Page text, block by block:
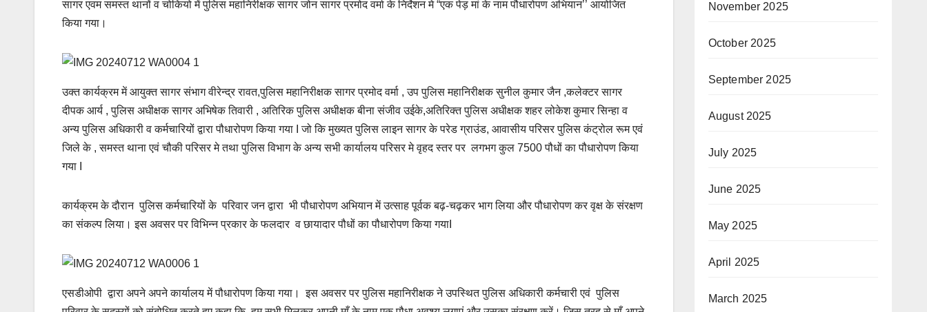
सागर एवम समस्त थानों व चोकियो में पुलिस महानिरीक्षक सागर जोन सागर प्रमोद वर्मा के निर्देशन मे “एक पेड़ मां के नाम पौधारोपण अभियान’’ आयोजित
किया गया।
उक्त कार्यक्रम में आयुक्त सागर संभाग वीरेन्द्र रावत,पुलिस महानिरीक्षक सागर प्रमोद वर्मा , उप पुलिस महानिरीक्षक सुनील कुमार जैन ,कलेक्टर सागर
दीपक आर्य , पुलिस अधीक्षक सागर अभिषेक तिवारी , अतिरिक पुलिस अधीक्षक बीना संजीव उईके,अतिरिक्त पुलिस अधीक्षक शहर लोकेश कुमार सिन्हा व
अन्य पुलिस अधिकारी व कर्मचारियों द्वारा पौधारोपण किया गया I जो कि मुख्यत पुलिस लाइन सागर के परेड ग्राउंड, आवासीय परिसर पुलिस कंट्रोल रूम एवं
जिले के , समस्त थाना एवं चौकी परिसर मे तथा पुलिस विभाग के अन्य सभी कार्यालय परिसर मे वृहद स्तर पर लगभग कुल 7500 पौधों का पौधारोपण किया
गया I
कार्यक्रम के दौरान पुलिस कर्मचारियों के परिवार जन द्वारा भी पौधारोपण अभियान में उत्साह पूर्वक बढ़-चढ़कर भाग लिया और पौधारोपण कर वृक्ष के संरक्षण
का संकल्प लिया। इस अवसर पर विभिन्न प्रकार के फलदार व छायादार पौधों का पौधारोपण किया गयाI
एसडीओपी द्वारा अपने अपने कार्यालय में पौधारोपण किया गया। इस अवसर पर पुलिस महानिरीक्षक ने उपस्थित पुलिस अधिकारी कर्मचारी एवं पुलिस
November 2025
October 2025
September 2025
August 2025
July 2025
June 2025
May 2025
April 2025
March 2025